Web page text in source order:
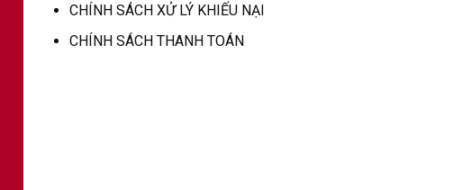
CHÍNH SÁCH XỬ LÝ KHIẾU NẠI
CHÍNH SÁCH THANH TOÁN